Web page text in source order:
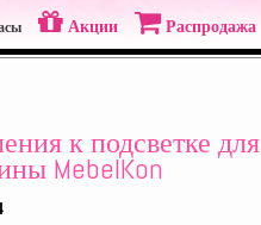
Акции Распродажа
к подсветке для
MebelKon